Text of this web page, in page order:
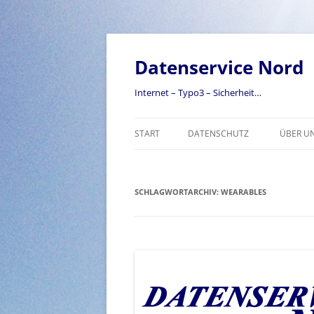
Zum
Datenservice Nord
Internet – Typo3 – Sicherheit…
START DATENSCHUTZ ÜBER
SCHLAGWORTARCHIV: WEARABLES